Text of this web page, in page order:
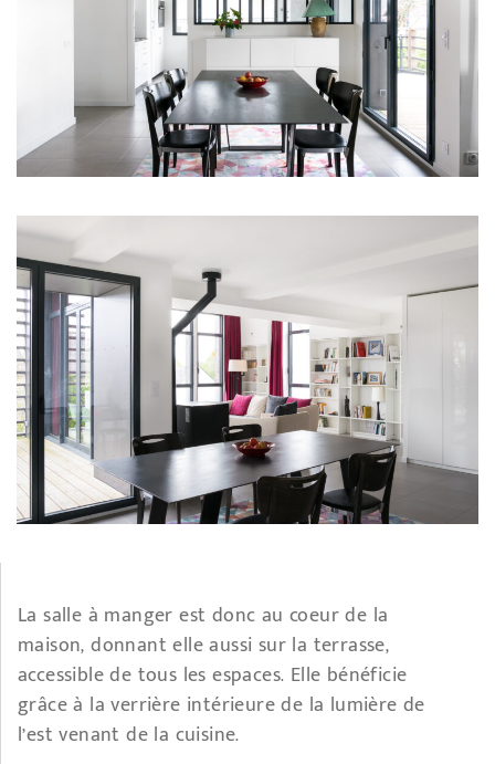
La salle à manger est donc au coeur de la
maison, donnant elle aussi sur la terrasse,
accessible de tous les espaces. Elle bénéficie
grâce à la verrière intérieure de la lumière de
l’est venant de la cuisine.